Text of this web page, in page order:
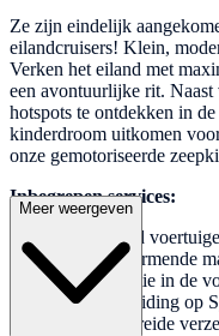
Ze zijn eindelijk
eilandcruisers! Klein,
Verken het eiland met
een avontuurlijke rit.
hotspots te ontdekken in
kinderdroom uitkomen
onze gemotoriseerde
Inbegrepen services:
Hot rod
Beschermende
Instructie in de
Rondleiding op
Uitgebreide
Meer weergeven